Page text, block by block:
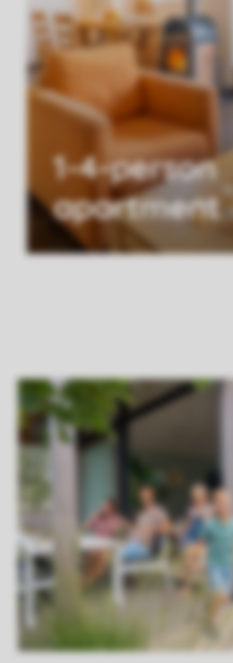
1-4-person
apartment